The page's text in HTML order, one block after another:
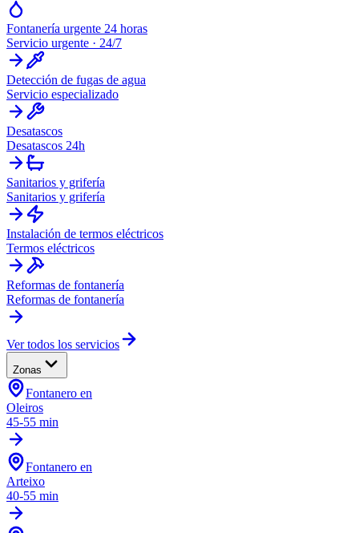
Fontanería urgente 24 horas
Servicio urgente · 24/7
Detección de fugas de agua
Servicio especializado
Desatascos
Desatascos 24h
Sanitarios y grifería
Sanitarios y grifería
Instalación de termos eléctricos
Termos eléctricos
Reformas de fontanería
Reformas de fontanería
Ver todos los servicios
Zonas
Fontanero en
Oleiros
45-55 min
Fontanero en
Arteixo
40-55 min